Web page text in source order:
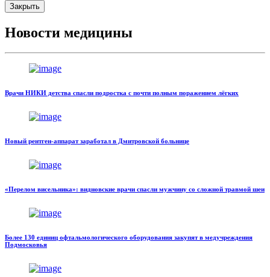
Закрыть
Новости медицины
Врачи НИКИ детства спасли подростка с почти полным поражением лёгких
Новый рентген-аппарат заработал в Дмитровской больнице
«Перелом висельника»: видновские врачи спасли мужчину со сложной травмой шеи
Более 130 единиц офтальмологического оборудования закупят в медучреждения
Подмосковья